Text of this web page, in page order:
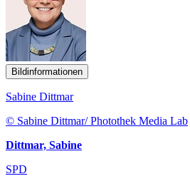
Bildinformationen
Sabine Dittmar
© Sabine Dittmar/ Photothek Media Lab
Dittmar, Sabine
SPD